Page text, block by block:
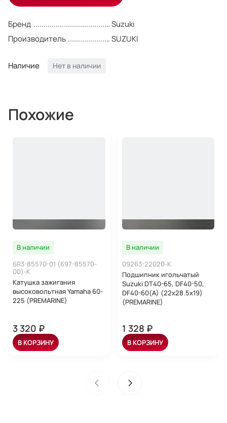
Бренд
Suzuki
Производитель
SUZUKI
Наличие Нет в наличии
Похожие
В наличии
6R3-85570-01 (697-85570-
00)-K
Катушка зажигания
высоковольтная Yamaha 60-
225 (PREMARINE)
3 320 ₽
В КОРЗИНУ
В наличии
09263-22020-K
Подшипник игольчатый
Suzuki DT40-65, DF40-50,
DF40-60(A) (22x28.5x19)
(PREMARINE)
1 328 ₽
В КОРЗИНУ